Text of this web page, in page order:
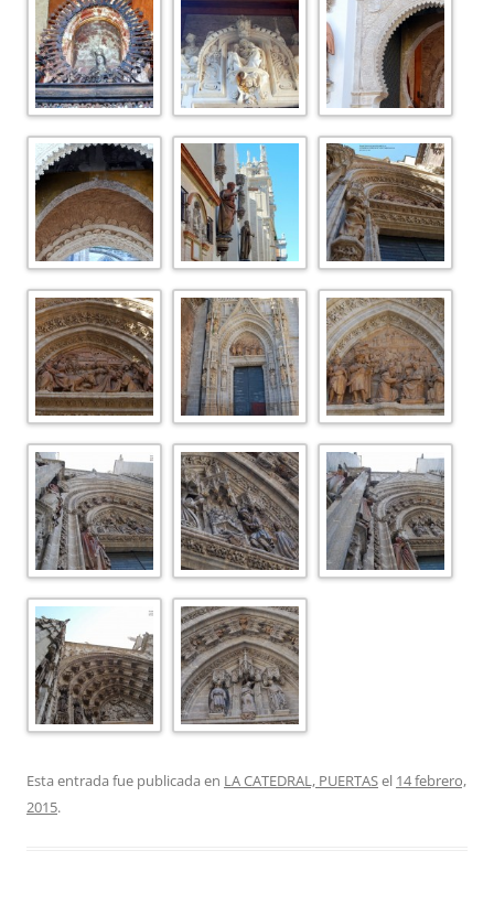
Esta entrada fue publicada en LA CATEDRAL, PUERTASel 14 febrero,
2015.